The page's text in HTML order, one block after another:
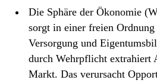
Die Sphäre der Ökonomie
sorgt in einer freien
Versorgung und
durch Wehrpflicht extrahiert
Markt. Das verursacht